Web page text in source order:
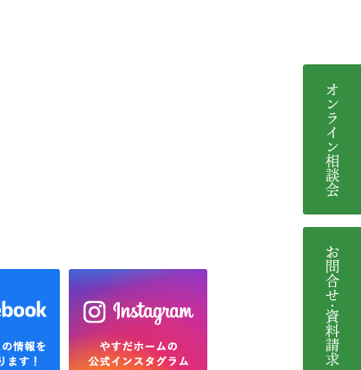
オンライン相談会
お問合せ･資料請求